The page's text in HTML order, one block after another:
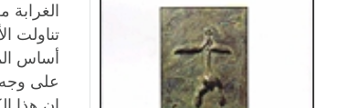
تناولت
أساس
على وجه